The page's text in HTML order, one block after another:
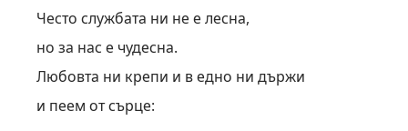
Често службата ни не е лесна,
но за нас е чудесна.
Любовта ни крепи и в едно ни държи
и пеем от сърце: